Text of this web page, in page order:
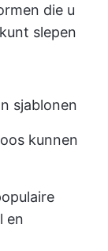
die u
slepen
sjablonen
kunnen
en